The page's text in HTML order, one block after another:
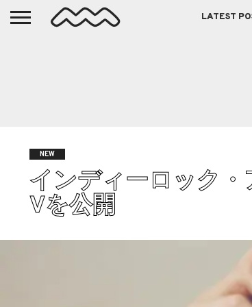
LATEST
NEW
インディーロック
Vを公開